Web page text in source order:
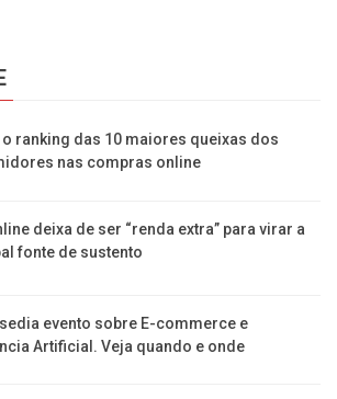
o ranking das 10 maiores queixas dos
nas compras online
deixa de ser “renda extra” para virar a
fonte de sustento
evento sobre E-commerce e
Artificial. Veja quando e onde